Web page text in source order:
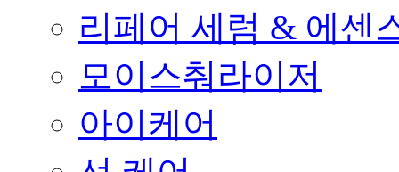
리페어 세럼 & 에센
모이스춰라이저
아이케어